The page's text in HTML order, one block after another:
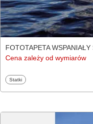
FOTOTAPETA
Cena zależy od wymiarów
Fototapety
Statki